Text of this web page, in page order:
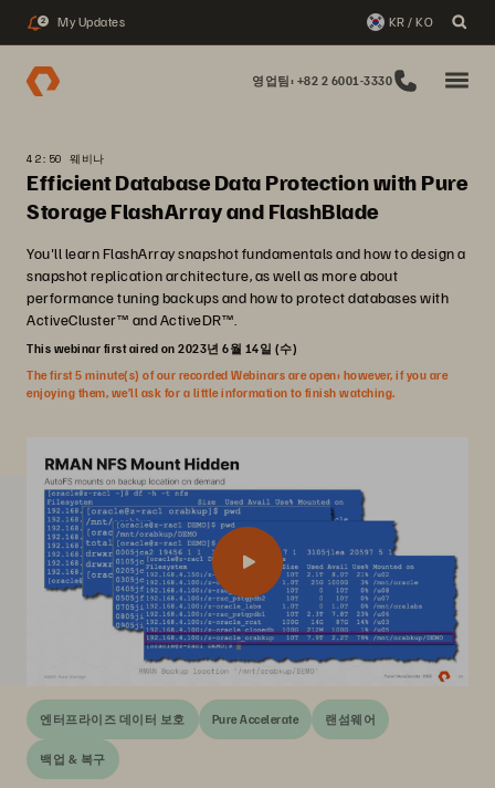
2 My Updates KR / KO
영업팀: +82 2 6001-3330
42:50 웨비나
Efficient Database Data Protection with Pure
Storage FlashArray and FlashBlade
You'll learn FlashArray snapshot fundamentals and how to design a
snapshot replication architecture, as well as more about
performance tuning backups and how to protect databases with
ActiveCluster™ and ActiveDR™.
This webinar first aired on 2023년 6월 14일 (수)
The first 5 minute(s) of our recorded Webinars are open; however, if you are
enjoying them, we’ll ask for a little information to finish watching.
엔터프라이즈 데이터 보호 Pure Accelerate 랜섬웨어
백업 & 복구